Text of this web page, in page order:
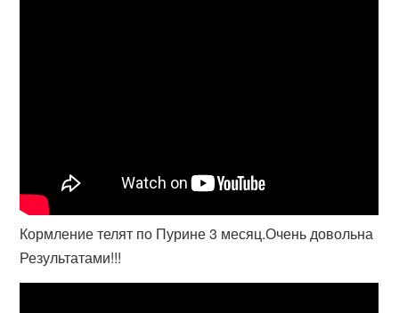
Кормление телят по Пурине 3 месяц.Очень довольна
Результатами!!!